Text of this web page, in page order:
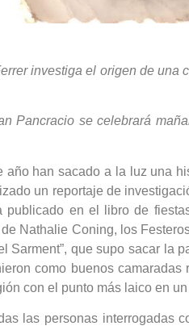
investiga el origen de una
Pancracio se celebrará
año han sacado a la luz una
un reportaje de
publicado en el libro de
Nathalie Coning, los
Sarment”, que supo sacar la
como buenos
con el punto más laico en
las personas interrogadas